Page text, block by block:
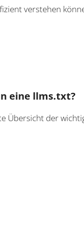
verstehen
eine llms.txt?
Übersicht der